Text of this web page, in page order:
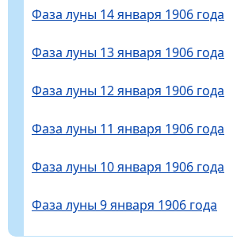
Фаза луны 14 января 1906 года
Фаза луны 13 января 1906 года
Фаза луны 12 января 1906 года
Фаза луны 11 января 1906 года
Фаза луны 10 января 1906 года
Фаза луны 9 января 1906 года